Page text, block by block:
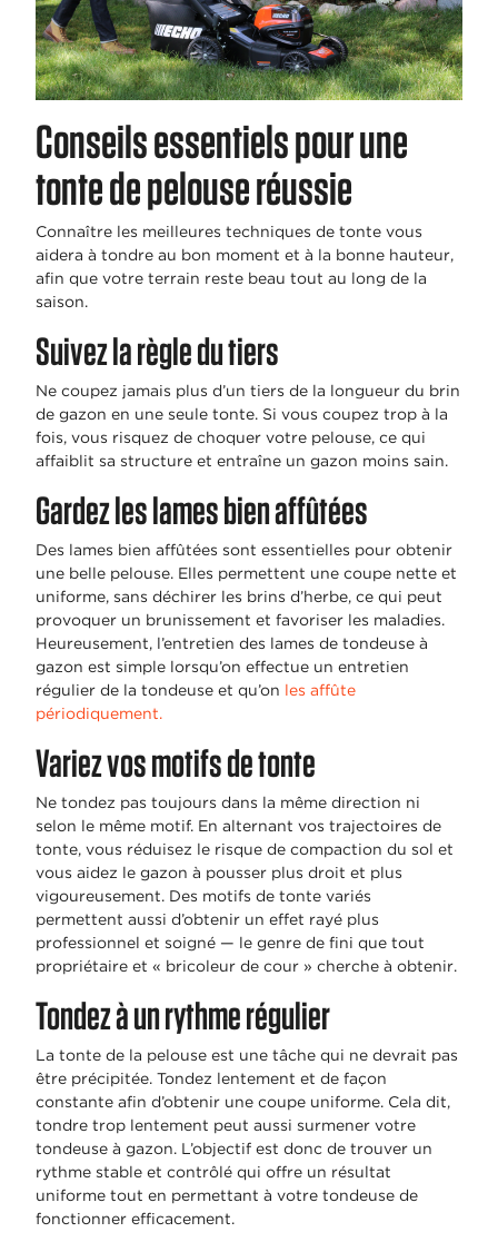
Conseils essentiels pour une
tonte de pelouse réussie
Connaître les meilleures techniques de tonte vous
aidera à tondre au bon moment et à la bonne hauteur,
afin que votre terrain reste beau tout au long de la
saison.
Suivez la règle du tiers
Ne coupez jamais plus d’un tiers de la longueur du brin
de gazon en une seule tonte. Si vous coupez trop à la
fois, vous risquez de choquer votre pelouse, ce qui
affaiblit sa structure et entraîne un gazon moins sain.
Gardez les lames bien affûtées
Des lames bien affûtées sont essentielles pour obtenir
une belle pelouse. Elles permettent une coupe nette et
uniforme, sans déchirer les brins d’herbe, ce qui peut
provoquer un brunissement et favoriser les maladies.
Heureusement, l’entretien des lames de tondeuse à
gazon est simple lorsqu’on effectue un entretien
régulier de la tondeuse et qu’on les affûte
périodiquement.
Variez vos motifs de tonte
Ne tondez pas toujours dans la même direction ni
selon le même motif. En alternant vos trajectoires de
tonte, vous réduisez le risque de compaction du sol et
vous aidez le gazon à pousser plus droit et plus
vigoureusement. Des motifs de tonte variés
permettent aussi d’obtenir un effet rayé plus
professionnel et soigné — le genre de fini que tout
propriétaire et « bricoleur de cour » cherche à obtenir.
Tondez à un rythme régulier
La tonte de la pelouse est une tâche qui ne devrait pas
être précipitée. Tondez lentement et de façon
constante afin d’obtenir une coupe uniforme. Cela dit,
tondre trop lentement peut aussi surmener votre
tondeuse à gazon. L’objectif est donc de trouver un
rythme stable et contrôlé qui offre un résultat
uniforme tout en permettant à votre tondeuse de
fonctionner efficacement.